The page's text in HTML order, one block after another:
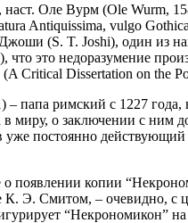
Оле Вурм (Ole Wurm,
Antiquissima, vulgo
(S. T. Joshi), один из
что это недоразумение
Critical Dissertation on the
римский с 1227
миру, о заключении с ним
постоянно
копии
К. Э. Смитом, – очевидно,
“Некрономикон”